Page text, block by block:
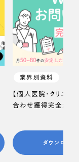
業界別資料
【個人医院・クリニッ
合わせ獲得完全ガイ
ダウンロード